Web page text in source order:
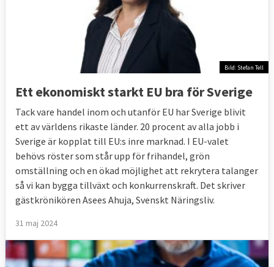
Bild: Stefan Tell
Ett ekonomiskt starkt EU bra för Sverige
Tack vare handel inom och utanför EU har Sverige blivit
ett av världens rikaste länder. 20 procent av alla jobb i
Sverige är kopplat till EU:s inre marknad. I EU-valet
behövs röster som står upp för frihandel, grön
omställning och en ökad möjlighet att rekrytera talanger
så vi kan bygga tillväxt och konkurrenskraft. Det skriver
gästkrönikören Asees Ahuja, Svenskt Näringsliv.
31 maj 2024